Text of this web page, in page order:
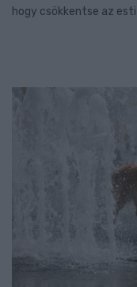
hogy csökkentse az